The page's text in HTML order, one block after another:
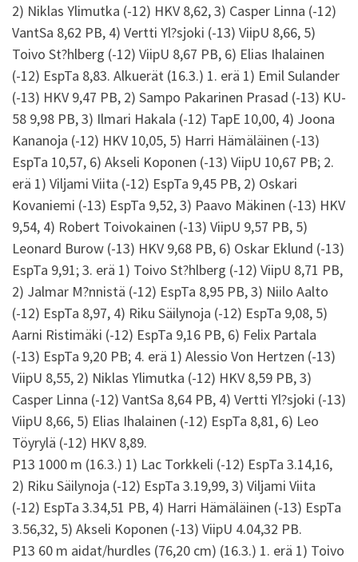
2) Niklas Ylimutka (-12) HKV 8,62, 3) Casper Linna (-12)
VantSa 8,62 PB, 4) Vertti Yl?sjoki (-13) ViipU 8,66, 5)
Toivo St?hlberg (-12) ViipU 8,67 PB, 6) Elias Ihalainen
(-12) EspTa 8,83. Alkuerät (16.3.) 1. erä 1) Emil Sulander
(-13) HKV 9,47 PB, 2) Sampo Pakarinen Prasad (-13) KU-
58 9,98 PB, 3) Ilmari Hakala (-12) TapE 10,00, 4) Joona
Kananoja (-12) HKV 10,05, 5) Harri Hämäläinen (-13)
EspTa 10,57, 6) Akseli Koponen (-13) ViipU 10,67 PB; 2.
erä 1) Viljami Viita (-12) EspTa 9,45 PB, 2) Oskari
Kovaniemi (-13) EspTa 9,52, 3) Paavo Mäkinen (-13) HKV
9,54, 4) Robert Toivokainen (-13) ViipU 9,57 PB, 5)
Leonard Burow (-13) HKV 9,68 PB, 6) Oskar Eklund (-13)
EspTa 9,91; 3. erä 1) Toivo St?hlberg (-12) ViipU 8,71 PB,
2) Jalmar M?nnistä (-12) EspTa 8,95 PB, 3) Niilo Aalto
(-12) EspTa 8,97, 4) Riku Säilynoja (-12) EspTa 9,08, 5)
Aarni Ristimäki (-12) EspTa 9,16 PB, 6) Felix Partala
(-13) EspTa 9,20 PB; 4. erä 1) Alessio Von Hertzen (-13)
ViipU 8,55, 2) Niklas Ylimutka (-12) HKV 8,59 PB, 3)
Casper Linna (-12) VantSa 8,64 PB, 4) Vertti Yl?sjoki (-13)
ViipU 8,66, 5) Elias Ihalainen (-12) EspTa 8,81, 6) Leo
Töyrylä (-12) HKV 8,89.
P13 1000 m (16.3.) 1) Lac Torkkeli (-12) EspTa 3.14,16,
2) Riku Säilynoja (-12) EspTa 3.19,99, 3) Viljami Viita
(-12) EspTa 3.34,51 PB, 4) Harri Hämäläinen (-13) EspTa
3.56,32, 5) Akseli Koponen (-13) ViipU 4.04,32 PB.
P13 60 m aidat/hurdles (76,20 cm) (16.3.) 1. erä 1) Toivo